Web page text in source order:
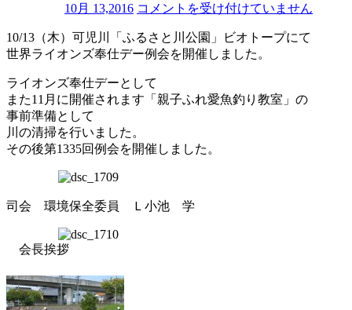
10月 13,2016
界
ラ
オ
ン
ズ
奉
仕
デ
コメントを受け付けていません
10/13（木）可児川「ふるさと川公園」ビオトープにて
世界ライオンズ奉仕デー例会を開催しました。
ライオンズ奉仕デーとして
また11月に開催されます「親子ふれ愛魚釣り教室」の
事前準備として
川の清掃を行いました。
その後第1335回例会を開催しました。
司会 環境保全委員 Ｌ小池 学
会長挨拶